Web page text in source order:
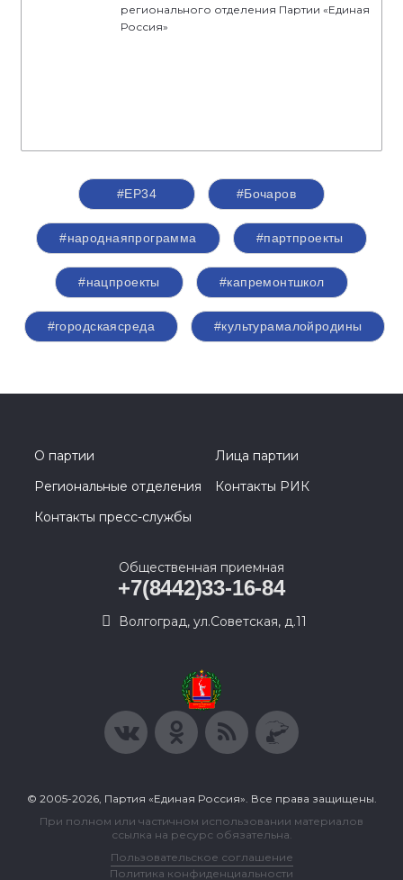
регионального отделения Партии «Единая
Россия»
#ЕР34 #Бочаров
#народнаяпрограмма #партпроекты
#нацпроекты #капремонтшкол
#городскаясреда #культурамалойродины
О партии
Лица партии
Региональные отделения
Контакты РИК
Контакты пресс-службы
Общественная приемная
+7(8442)33-16-84
Волгоград, ул.Советская, д.11
© 2005-2026, Партия «Единая Россия». Все права защищены.
При полном или частичном использовании материалов
ссылка на ресурс обязательна.
Пользовательское соглашение
Политика конфиденциальности